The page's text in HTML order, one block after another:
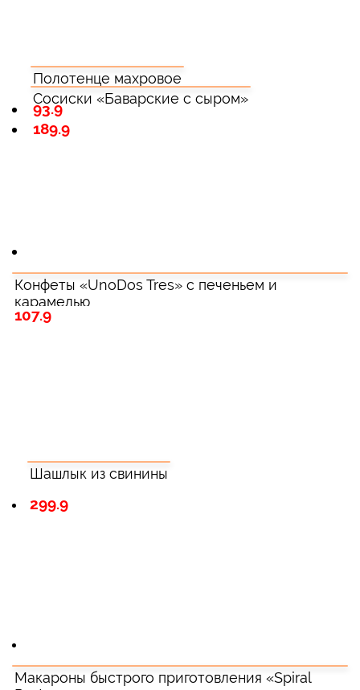
Сосиски «Баварские с сыром»
189.9
Полотенце махровое
93.9
Конфеты «UnoDos Tres» с печеньем и
карамелью
107.9
Шашлык из свинины
299.9
Макароны быстрого приготовления «Spiral